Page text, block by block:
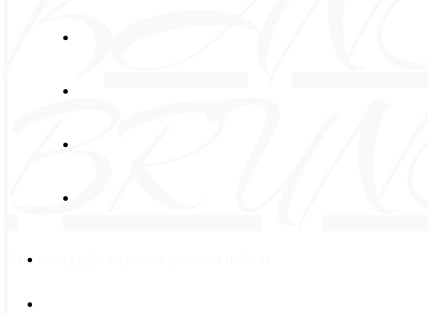
Kancelarija gdje se posao pretvara u užitak.